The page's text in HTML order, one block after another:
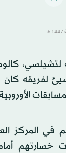
لفريقه كان
في المركز